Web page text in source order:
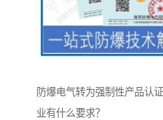
防爆电气转为强制性产品认
业有什么要求？